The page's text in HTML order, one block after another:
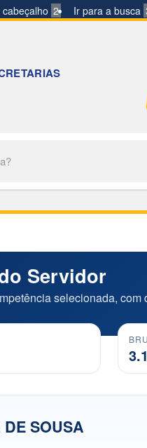
2 Ir para a busca
Servidor
selecionada,
SOUSA